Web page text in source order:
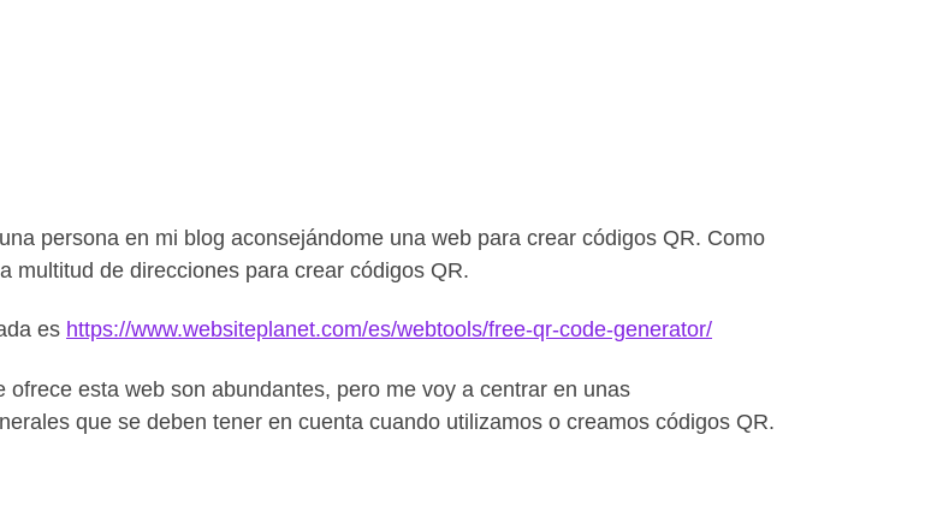
persona en mi blog aconsejándome una web para crear códigos QR. Como
multitud de direcciones para crear códigos QR.
es https://www.websiteplanet.com/es/webtools/free-qr-code-generator/
ofrece esta web son abundantes, pero me voy a centrar en unas
que se deben tener en cuenta cuando utilizamos o creamos códigos QR.